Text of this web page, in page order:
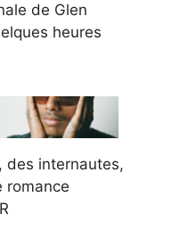
de Glen
heures
des internautes,
romance